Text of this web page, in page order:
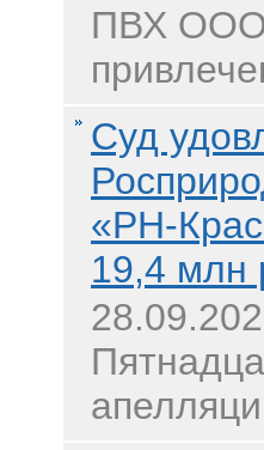
ПВХ ООО
Суд
«РН-
19,4 млн